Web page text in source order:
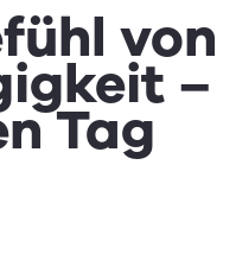
von
–
Tag